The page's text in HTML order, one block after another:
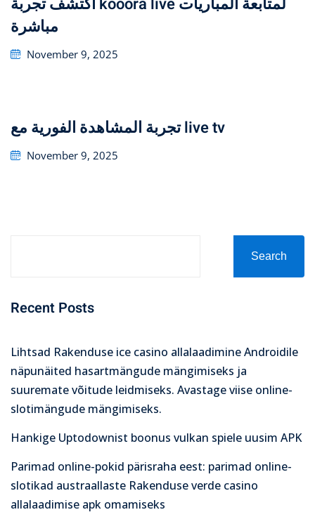
مباشرة
Posted
November 9, 2025
تجربة المشاهدة الفورية مع live tv
Posted
November 9, 2025
Search
Recent Posts
Lihtsad Rakenduse ice casino allalaadimine Androidile
näpunäited hasartmängude mängimiseks ja
suuremate võitude leidmiseks. Avastage viise online-
slotimängude mängimiseks.
Hankige Uptodownist boonus vulkan spiele uusim APK
Parimad online-pokid pärisraha eest: parimad online-
slotikad austraallaste Rakenduse verde casino
allalaadimise apk omamiseks